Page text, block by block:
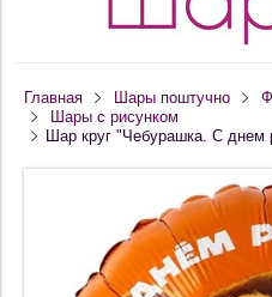
Главная Шары поштучно
Шары с рисунком
Шар круг "Чебурашка. С днем